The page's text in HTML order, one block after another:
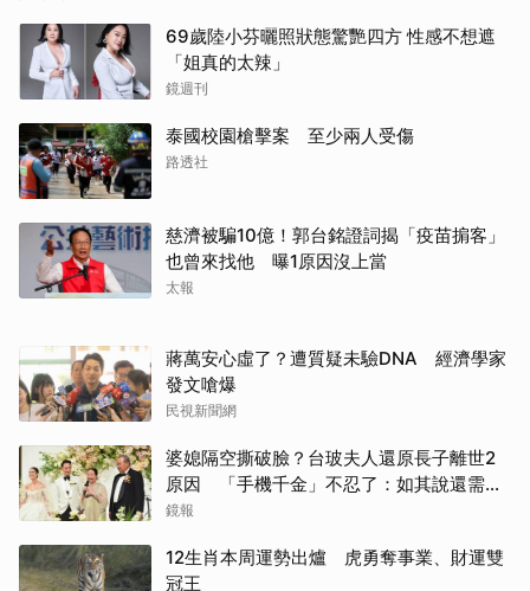
69歲陸小芬曬照狀態驚艷四方 性感不想遮
「姐真的太辣」
鏡週刊
泰國校園槍擊案 至少兩人受傷
路透社
慈濟被騙10億！郭台銘證詞揭「疫苗掮客」
也曾來找他 曝1原因沒上當
太報
蔣萬安心虛了？遭質疑未驗DNA 經濟學家
發文嗆爆
民視新聞網
婆媳隔空撕破臉？台玻夫人還原長子離世2
原因 「手機千金」不忍了：如其說還需要
離開嗎？
鏡報
12生肖本周運勢出爐 虎勇奪事業、財運雙
冠王